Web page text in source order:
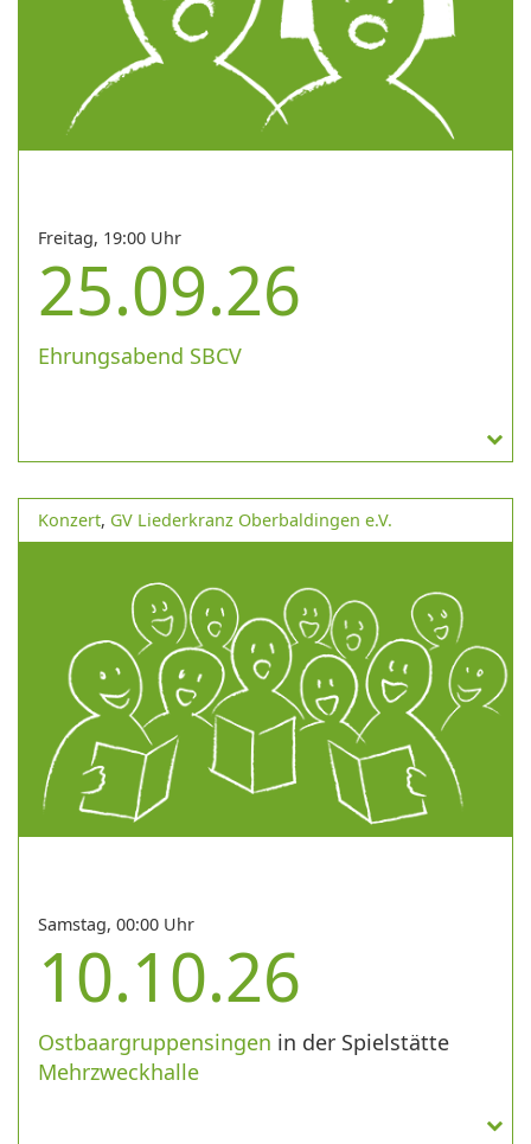
Freitag, 19:00 Uhr
25.09.26
Ehrungsabend SBCV
Konzert, GV Liederkranz Oberbaldingen e.V.
Samstag, 00:00 Uhr
10.10.26
Ostbaargruppensingen in der Spielstätte
Mehrzweckhalle